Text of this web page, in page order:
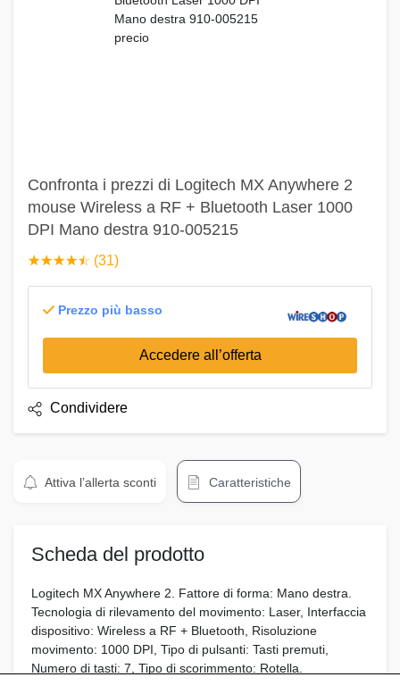
Confronta i prezzi di Logitech MX Anywhere 2
mouse Wireless a RF + Bluetooth Laser 1000
DPI Mano destra 910-005215
☆☆☆☆☆
★★★★★ (31)
Prezzo più basso
Accedere all’offerta
Condividere
Attiva l’allerta sconti Caratteristiche
Scheda del prodotto
Logitech MX Anywhere 2. Fattore di forma: Mano destra.
Tecnologia di rilevamento del movimento: Laser, Interfaccia
dispositivo: Wireless a RF + Bluetooth, Risoluzione
movimento: 1000 DPI, Tipo di pulsanti: Tasti premuti,
Numero di tasti: 7, Tipo di scorimmento: Rotella.